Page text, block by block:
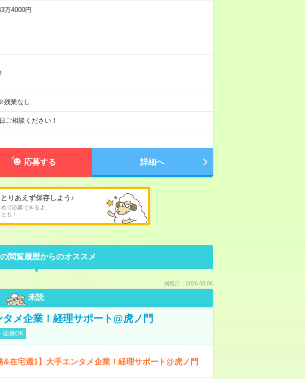
万4000円
業なし
ご相談ください！
応募する 詳細へ
りあえず保存しよう♪
て応募できるよ。
も！
閲覧履歴からのオススメ
掲載日：2026.08.06
未読
メ企業！経理サポート@虎ノ門
面接OK
在宅週1】大手エンタメ企業！経理サポート@虎ノ門